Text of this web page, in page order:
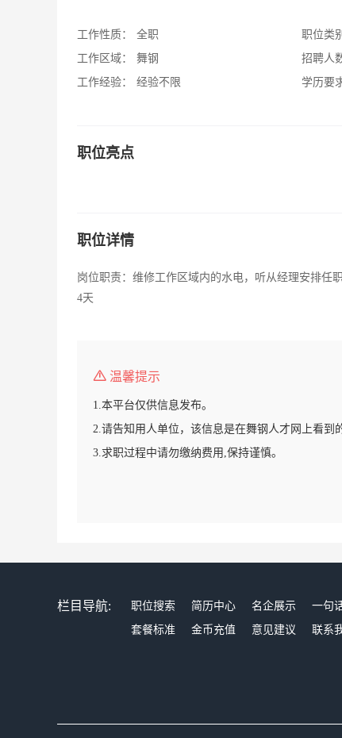
工作性质：
全职
工作区域：
舞钢
工作经验：
经验不限
职位类
招聘人
学历要
职位亮点
职位详情
岗位职责：维修工作区域内的水电，听从经理安排任
4天
温馨提示
1.本平台仅供信息发布。
2.请告知用人单位，该信息是在舞钢人才网上看到
3.求职过程中请勿缴纳费用,保持谨慎。
栏目导航: 职位搜索 简历中心 名企展示 一句
套餐标准
金币充值 意见建议 联系